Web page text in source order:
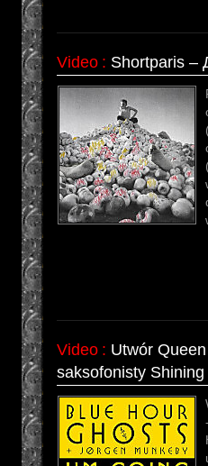
Video : Shortparis –
Video : Utwór
saksofonisty Shining